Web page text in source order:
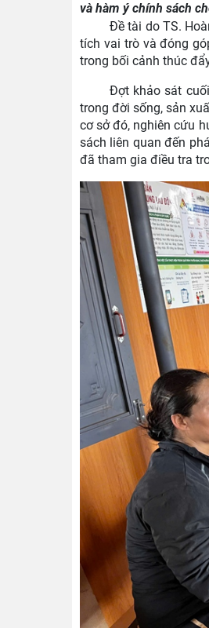
và hàm ý chính sách
Đề tài do TS.
tích vai trò và đóng
trong bối cảnh thúc
Đợt khảo sát
trong đời sống, sản
cơ sở đó, nghiên cứu
sách liên quan đến
đã tham gia điều tra